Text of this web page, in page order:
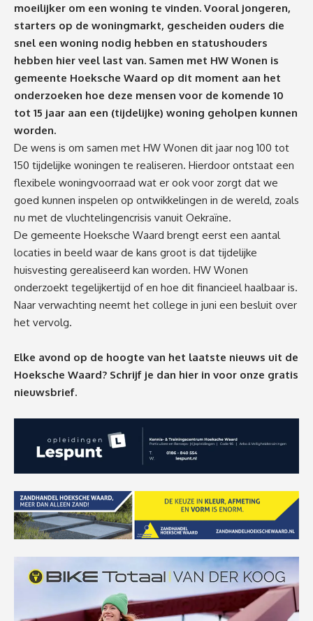
moeilijker om een woning te vinden. Vooral jongeren,
starters op de woningmarkt, gescheiden ouders die
snel een woning nodig hebben en statushouders
hebben hier veel last van. Samen met HW Wonen is
gemeente Hoeksche Waard op dit moment aan het
onderzoeken hoe deze mensen voor de komende 10
tot 15 jaar aan een (tijdelijke) woning geholpen kunnen
worden.
De wens is om samen met HW Wonen dit jaar nog 100 tot
150 tijdelijke woningen te realiseren. Hierdoor ontstaat een
flexibele woningvoorraad wat er ook voor zorgt dat we
goed kunnen inspelen op ontwikkelingen in de wereld, zoals
nu met de vluchtelingencrisis vanuit Oekraïne.
De gemeente Hoeksche Waard brengt eerst een aantal
locaties in beeld waar de kans groot is dat tijdelijke
huisvesting gerealiseerd kan worden. HW Wonen
onderzoekt tegelijkertijd of en hoe dit financieel haalbaar is.
Naar verwachting neemt het college in juni een besluit over
het vervolg.
Elke avond op de hoogte van het laatste nieuws uit de
Hoeksche Waard? Schrijf je dan hier in voor onze gratis
nieuwsbrief.